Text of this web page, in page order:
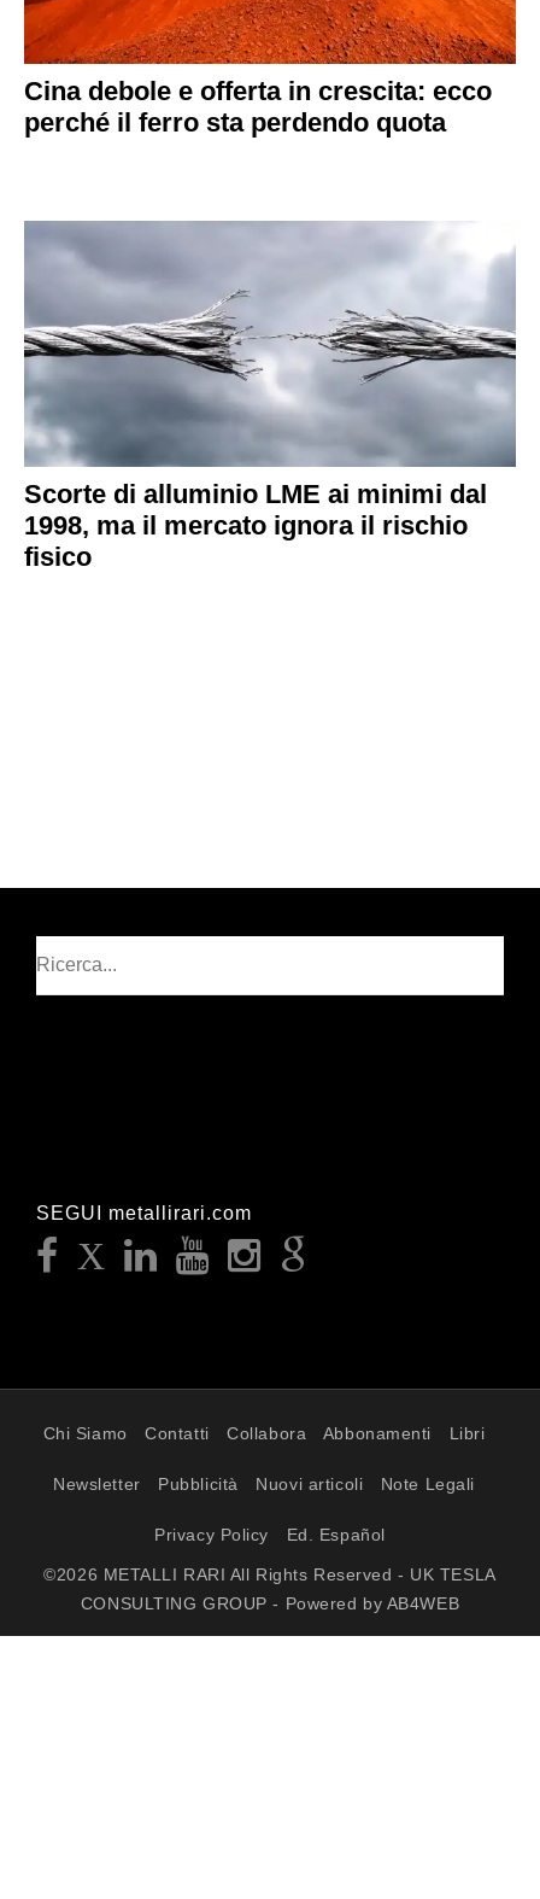
Cina debole e offerta in crescita: ecco
perché il ferro sta perdendo quota
Scorte di alluminio LME ai minimi dal
1998, ma il mercato ignora il rischio
fisico
SEGUI metallirari.com
Chi Siamo Contatti Collabora Abbonamenti Libri
Newsletter Pubblicità Nuovi articoli Note Legali
Privacy Policy Ed. Español
©2026 METALLI RARI All Rights Reserved - UK TESLA
CONSULTING GROUP - Powered by AB4WEB